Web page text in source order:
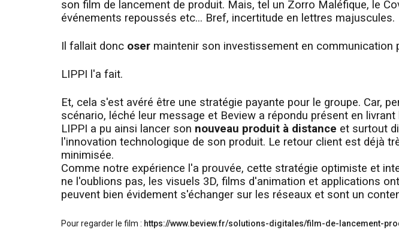
son film de lancement de produit. Mais, tel un Zorro Maléfique, le
événements repoussés etc... Bref, incertitude en lettres majuscules.
Il fallait donc oser maintenir son investissement en communication
LIPPI l'a fait.
Et, cela s'est avéré être une stratégie payante pour le groupe. Car,
scénario, léché leur message et Beview a répondu présent en
LIPPI a pu ainsi lancer son nouveau produit à distance et surtout
l'innovation technologique de son produit. Le retour client est déjà
minimisée.
Comme notre expérience l'a prouvée, cette stratégie optimiste et
ne l'oublions pas, les visuels 3D, films d'animation et applications
peuvent bien évidement s'échanger sur les réseaux et sont un
Pour regarder le film : https://www.beview.fr/solutions-digitales/film-de-lancement-